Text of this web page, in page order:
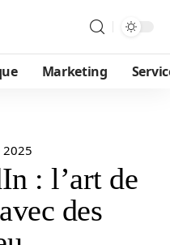
Marketing
2025
: l’art de
des